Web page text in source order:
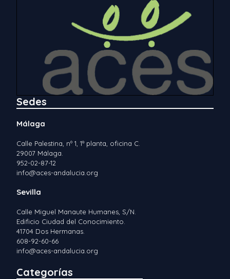
Sedes
Málaga
Calle Palestina, nº 1, 1ª planta, oficina C.
29007 Málaga.
952-02-87-12
info@aces-andalucia.org
Sevilla
Calle Miguel Manaute Humanes, S/N.
Edificio Ciudad del Conocimiento.
41704 Dos Hermanas.
608-92-60-66
info@aces-andalucia.org
Categorías